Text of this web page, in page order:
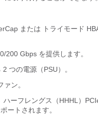
または トライモード
200 Gbps を提供します。
つの電源（PSU）。
ン。
ーフレングス（HHHL）
ートされます。